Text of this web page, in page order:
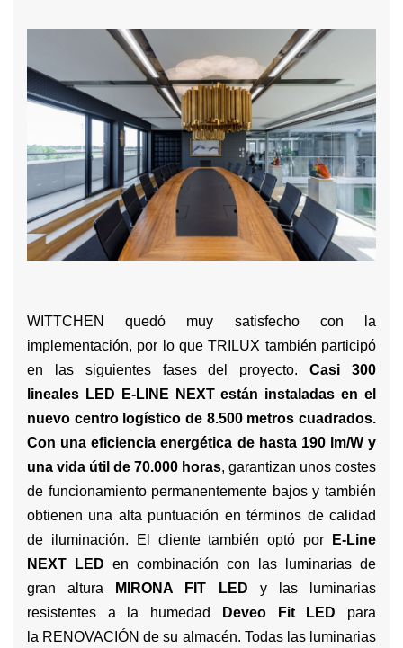
WITTCHEN quedó muy satisfecho con la
implementación, por lo que TRILUX también participó
en las siguientes fases del proyecto.Casi 300
lineales LED E-LINE NEXTestán instaladas en el
nuevo centro logístico de 8.500 metros cuadrados.
Con una eficiencia energética de hasta 190 lm/W y
una vida útil de 70.000 horas, garantizan unos costes
de funcionamiento permanentemente bajos y también
obtienen una alta puntuación en términos de calidad
de iluminación. El cliente también optó por
E-Line
NEXT LED en combinación con las luminarias de
gran altura
MIRONA FIT LED
y las luminarias
resistentes a la humedad
Deveo Fit LED para
la RENOVACIÓN de su almacén. Todas las luminarias